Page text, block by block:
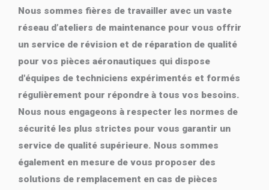
Nous sommes fières de travailler avec un vaste
réseau d’ateliers de maintenance pour vous offrir
un service de révision et de réparation de qualité
pour vos pièces aéronautiques qui dispose
d'équipes de techniciens expérimentés et formés
régulièrement pour répondre à tous vos besoins.
Nous nous engageons à respecter les normes de
sécurité les plus strictes pour vous garantir un
service de qualité supérieure. Nous sommes
également en mesure de vous proposer des
solutions de remplacement en cas de pièces